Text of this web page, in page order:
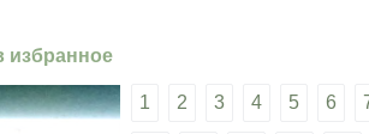
избранное
1 2 3 4 5 6